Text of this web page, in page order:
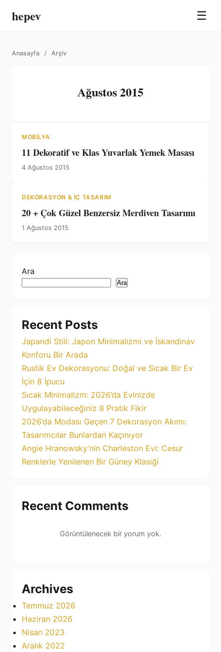
hepev ☰
Anasayfa / Arşiv
Ağustos 2015
MOBILYA
11 Dekoratif ve Klas Yuvarlak Yemek Masası
4 Ağustos 2015
DEKORASYON & İÇ TASARIM
20 + Çok Güzel Benzersiz Merdiven Tasarımı
1 Ağustos 2015
Ara
Ara
Recent Posts
Japandi Stili: Japon Minimalizmi ve İskandinav
Konforu Bir Arada
Rustik Ev Dekorasyonu: Doğal ve Sıcak Bir Ev
İçin 8 İpucu
Sıcak Minimalizm: 2026’da Evinizde
Uygulayabileceğiniz 8 Pratik Fikir
2026’da Modası Geçen 7 Dekorasyon Akımı:
Tasarımcılar Bunlardan Kaçınıyor
Angie Hranowsky’nin Charleston Evi: Cesur
Renklerle Yenilenen Bir Güney Klasiği
Recent Comments
Görüntülenecek bir yorum yok.
Archives
Temmuz 2026
Haziran 2026
Nisan 2023
Aralık 2022